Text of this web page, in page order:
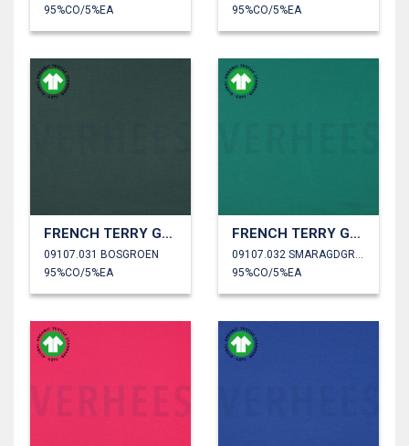
95%CO/5%EA
95%CO/5%EA
FRENCH TERRY GOTS
09107.031 BOSGROEN
95%CO/5%EA
FRENCH TERRY GOTS
09107.032 SMARAGDGROEN
95%CO/5%EA